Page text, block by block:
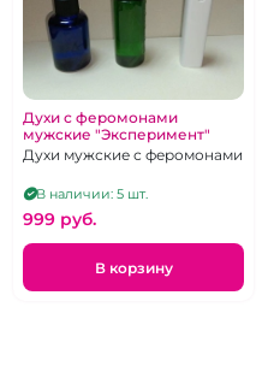
Духи с феромонами
мужские "Эксперимент"
Духи мужские с феромонами
В наличии: 5 шт.
999 pуб.
В корзину